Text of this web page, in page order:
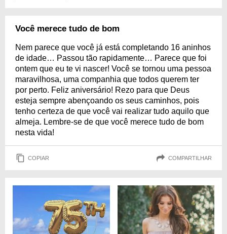
Você merece tudo de bom
Nem parece que você já está completando 16 aninhos
de idade… Passou tão rapidamente… Parece que foi
ontem que eu te vi nascer! Você se tornou uma pessoa
maravilhosa, uma companhia que todos querem ter
por perto. Feliz aniversário! Rezo para que Deus
esteja sempre abençoando os seus caminhos, pois
tenho certeza de que você vai realizar tudo aquilo que
almeja. Lembre-se de que você merece tudo de bom
nesta vida!
COPIAR COMPARTILHAR